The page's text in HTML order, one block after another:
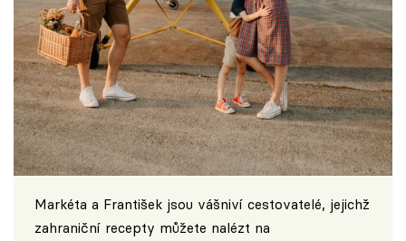
Markéta a František jsou vášniví cestovatelé, jejichž
zahraniční recepty můžete nalézt na